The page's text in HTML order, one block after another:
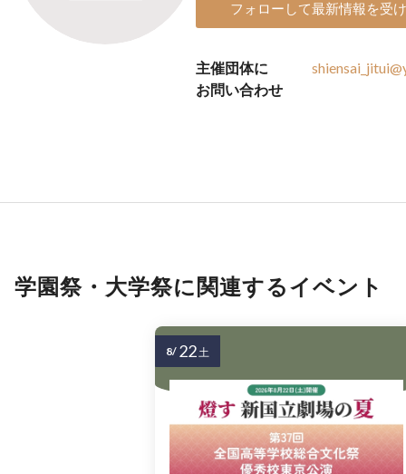
フォローして最新情報を受
主催団体に
お問い合わせ
学園祭・大学祭に関連するイベント
8/ 22土